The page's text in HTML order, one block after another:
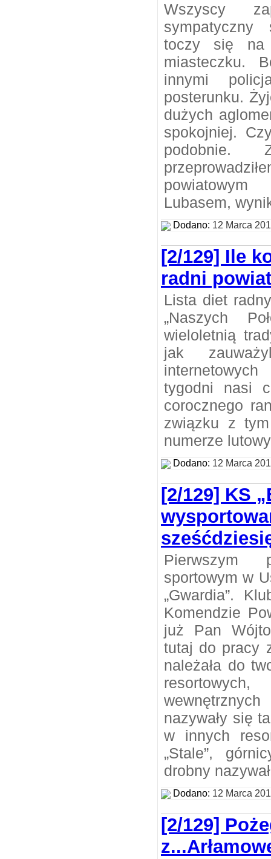
Wszyscy
toczy się na
miasteczku.
innymi
posterunku.
dużych
spokojniej.
podobnie.
powiatowym
Lubasem,
Dodano: 12 Marca
[2/129] Ile
radni
Lista diet
„Naszych
wieloletnią
jak
tygodni nasi
corocznego
związku z
numerze
Dodano: 12 Marca
[2/129] KS
Pierwszym
sportowym w
„Gwardia”.
Komendzie
już Pan
tutaj do pracy
należała do
nazywały się
w innych
„Stale”,
drobny
Dodano: 12 Marca
[2/129]